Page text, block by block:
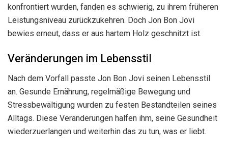
konfrontiert wurden, fanden es schwierig, zu ihrem früheren
Leistungsniveau zurückzukehren. Doch Jon Bon Jovi
bewies erneut, dass er aus hartem Holz geschnitzt ist.
Veränderungen im Lebensstil
Nach dem Vorfall passte Jon Bon Jovi seinen Lebensstil
an. Gesunde Ernährung, regelmäßige Bewegung und
Stressbewältigung wurden zu festen Bestandteilen seines
Alltags. Diese Veränderungen halfen ihm, seine Gesundheit
wiederzuerlangen und weiterhin das zu tun, was er liebt.